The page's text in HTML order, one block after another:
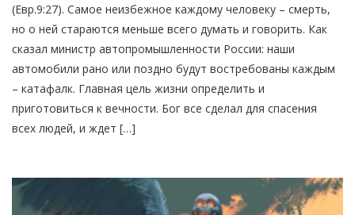
(Евр.9:27). Самое неизбежное каждому человеку – смерть,
но о ней стараются меньше всего думать и говорить. Как
сказал министр автопромышленности России: наши
автомобили рано или поздно будут востребованы каждым
– катафалк. Главная цель жизни определить и
приготовиться к вечности. Бог все сделал для спасения
всех людей, и ждет […]